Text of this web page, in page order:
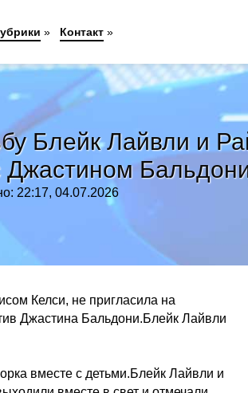
Блейк Лайвли и
Джастином
22:17, 04.07.2026
Келси, не пригласила на
Джастина Бальдони.Блейк Лайвли
вместе с детьми.Блейк Лайвли и
» Контакт »